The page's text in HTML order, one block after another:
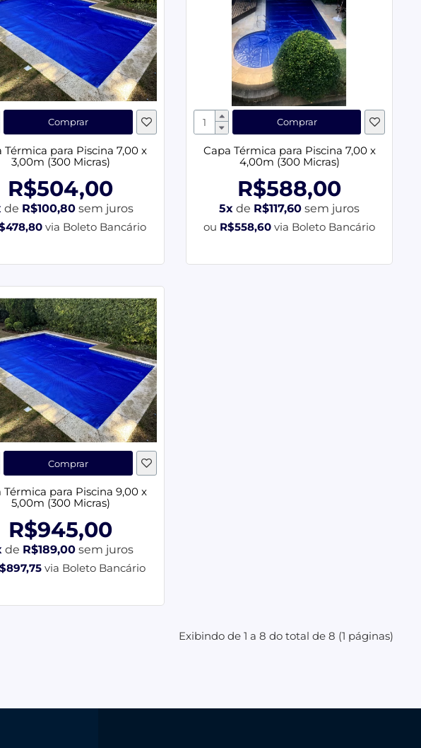
Comprar
Térmica para Piscina 7,00 x
3,00m (300 Micras)
R$504,00
de R$100,80 sem juros
via Boleto Bancário
Comprar
Capa Térmica para Piscina 7,00 x
4,00m (300 Micras)
R$588,00
5x de R$117,60 sem juros
ou R$558,60 via Boleto Bancário
Comprar
Térmica para Piscina 9,00 x
5,00m (300 Micras)
R$945,00
de R$189,00sem juros
via Boleto Bancário
Exibindo de 1 a 8 do total de 8 (1 páginas)